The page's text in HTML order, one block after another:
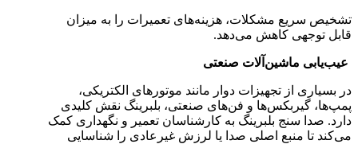
تشخیص سریع مشکلات، هزینه‌های تعمیرات را به میزان
قابل توجهی کاهش می‌دهد.
عیب‌یابی ماشین‌آلات صنعتی
در بسیاری از تجهیزات دوار مانند موتورهای الکتریکی،
پمپ‌ها، گیربکس‌ها و فن‌های صنعتی، بلبرینگ نقش کلیدی
دارد. صدا سنج بلبرینگ به کارشناسان تعمیر و نگهداری کمک
می‌کند تا منبع اصلی صدا یا لرزش غیرعادی را شناسایی